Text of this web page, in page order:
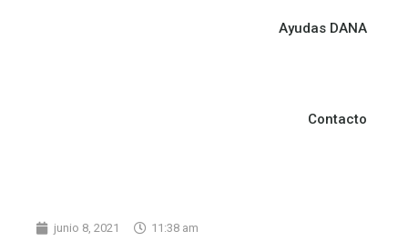
Ayudas DANA
Contacto
junio 8, 2021 11:38 am